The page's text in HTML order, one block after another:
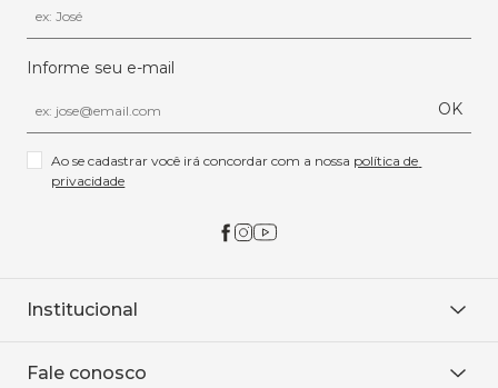
Informe seu e-mail
OK
Ao se cadastrar você irá concordar com a nossa política de
privacidade
Institucional
Onde encontrar
Fale conosco